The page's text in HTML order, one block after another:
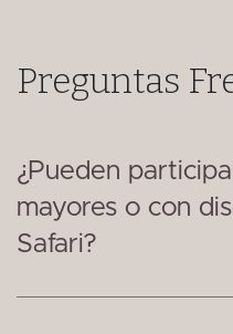
Preguntas
¿Pueden
mayores o con
Safari?